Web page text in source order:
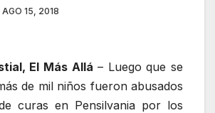
AGO 15, 2018
El Más Allá – Luego que se
de mil niños fueron abusados
curas en Pensilvania por los